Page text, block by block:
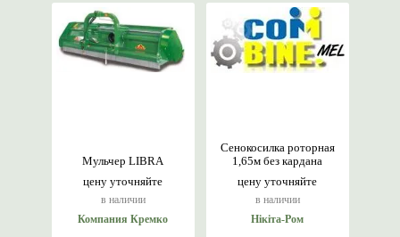
цену уточняйте
в наличии
Мульчер LIBRA
Компания Кремко
цену уточняйте
в наличии
Сенокосилка роторная
1,65м без кардана
Нікіта-Ром